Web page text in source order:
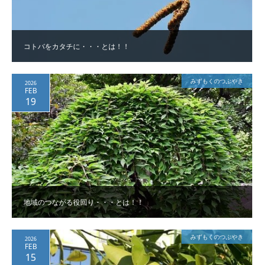
コトバをカタチに・・・とは！！
地域のつながる役回り・・・とは！！
2026
FEB
19
みずもくのつぶやき
2026
FEB
15
みずもくのつぶやき